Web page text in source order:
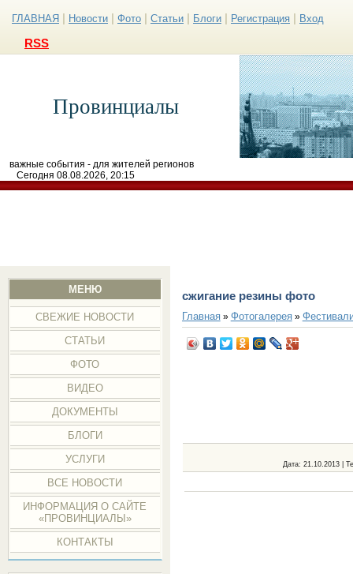
ГЛАВНАЯ Новости Фото Статьи Блоги Регистрация Вход
RSS
Провинциалы
важные события - для жителей регионов
Сегодня 08.08.2026, 20:15
МЕНЮ
СВЕЖИЕ НОВОСТИ
СТАТЬИ
ФОТО
ВИДЕО
ДОКУМЕНТЫ
БЛОГИ
УСЛУГИ
ВСЕ НОВОСТИ
ИНФОРМАЦИЯ О САЙТЕ
«ПРОВИНЦИАЛЫ»
КОНТАКТЫ
сжигание резины фото
Главная» Фотогалерея»
Дата: 21.10.2013 |